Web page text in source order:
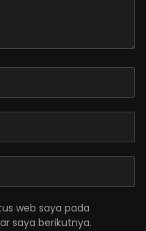
web saya pada
saya berikutnya.